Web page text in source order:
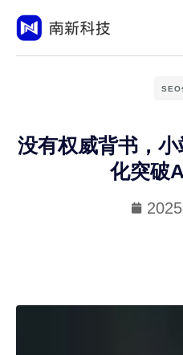
SEO
没有权威背书，
化突破